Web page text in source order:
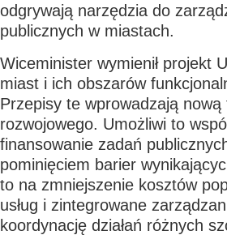
odgrywają narzędzia do
publicznych w miastach.
Wiceminister wymienił projekt
miast i ich obszarów
Przepisy te wprowadzają nową
rozwojowego. Umożliwi to
finansowanie zadań
pominięciem barier
to na zmniejszenie kosztów
usług i zintegrowane
koordynację działań różnych